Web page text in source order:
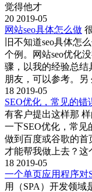
觉得他才
20 2019-05
网站seo具体怎么做
旧不知道seo具体怎
个例。网站seo优化
骤，以我的经验总结
朋友，可以参考。另
18 2019-05
SEO优化，常见的错
有客户提出这样那
一下SEO优化，常见
做到百度或谷歌的首
才能帮我做上去？这
18 2019-05
一个单页应用程序对
用（SPA）开发领域